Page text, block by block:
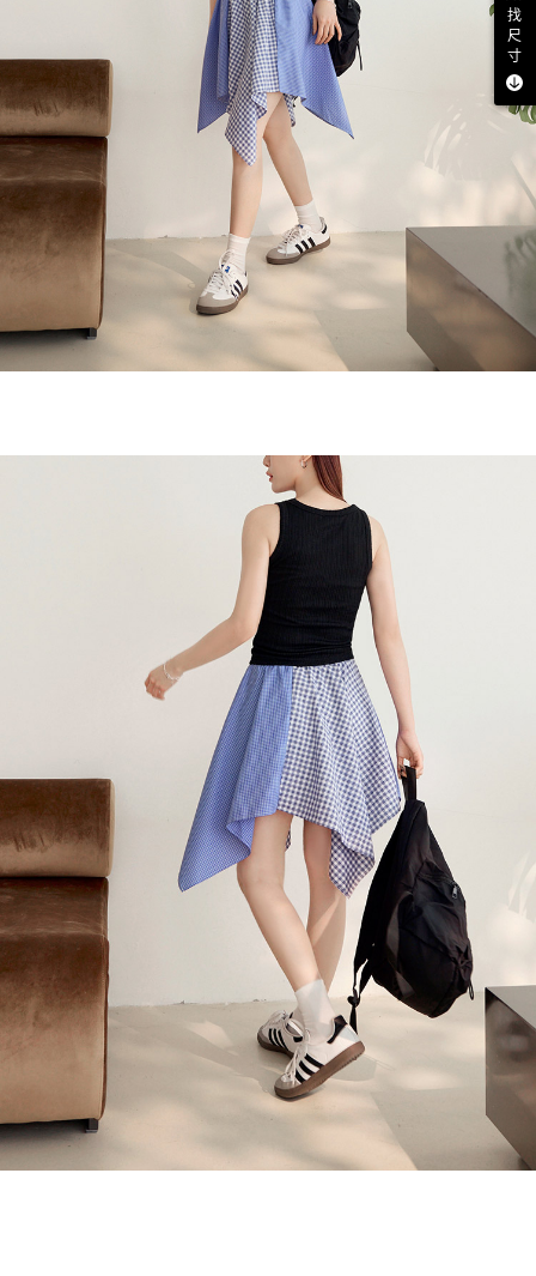
找
尺
寸